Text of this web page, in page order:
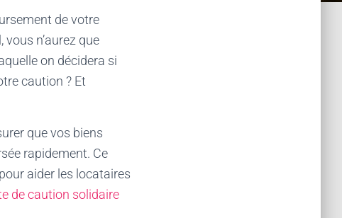
de votre
n’aurez que
on décidera si
caution ? Et
que vos biens
rapidement. Ce
aider les locataires
de caution solidaire